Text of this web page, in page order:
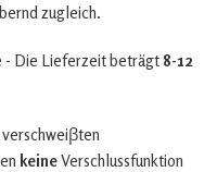
zugleich.
- Die Lieferzeit beträgt 8-12
keineVerschlussfunktion